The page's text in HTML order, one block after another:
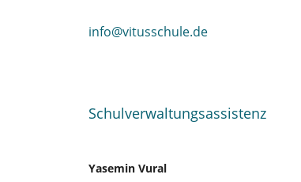
info@vitusschule.de
Schulverwaltungsassistenz
Yasemin Vural